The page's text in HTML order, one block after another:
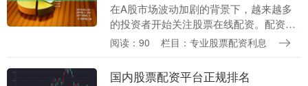
在A股市场波动加剧的背景下，越来越多
的投资者开始关注股票在线配资。配资放
大了资金杠杆，既能放大收益，也可能放
票配资，如何选择....
阅读：90 栏目：专业股票配资利息
国内股票配资平台正规排名